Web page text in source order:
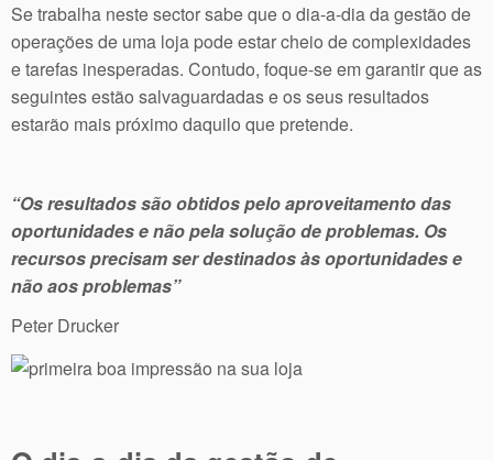
Se trabalha neste sector sabe que o dia-a-dia da gestão de
operações de uma loja pode estar cheio de complexidades
e tarefas inesperadas. Contudo, foque-se em garantir que as
seguintes estão salvaguardadas e os seus resultados
estarão mais próximo daquilo que pretende.
“Os resultados são obtidos pelo aproveitamento das
oportunidades e não pela solução de problemas. Os
recursos precisam ser destinados às oportunidades e
não aos problemas”
Peter Drucker